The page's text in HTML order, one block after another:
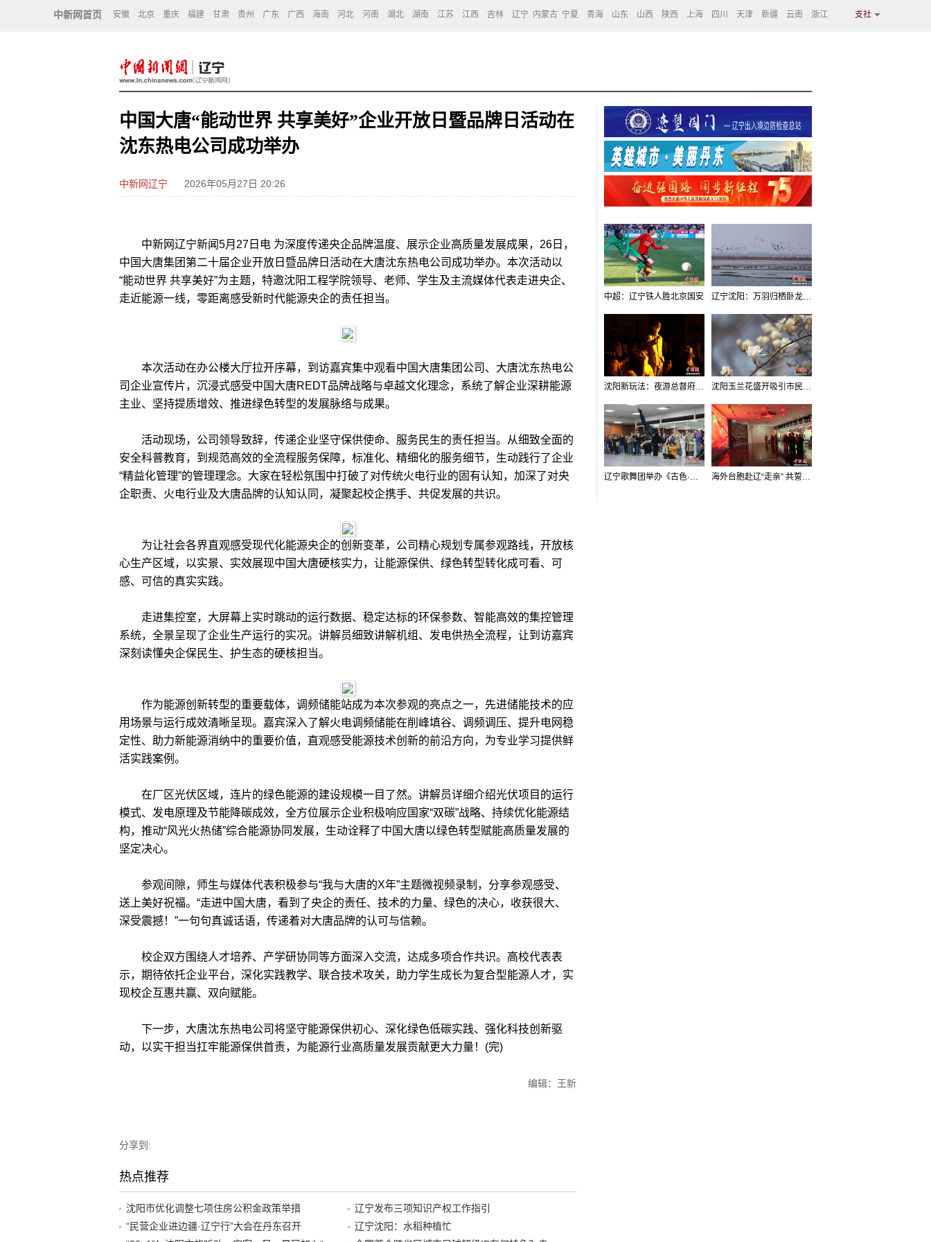
中新网首页 安徽 北京 重庆 福建 甘肃 贵州 广东 广西 海南 河北 河南 湖北 湖南 江苏 江西 吉林 辽宁 内蒙古 宁夏 青海 山东 山西 陕西 上海 四川 天津 新疆 云南 浙江 支社
中国大唐“能动世界 共享美好”企业开放日暨品牌日活动在
沈东热电公司成功举办
中新网辽宁 2026年05月27日 20:26
中新网辽宁新闻5月27日电 为深度传递央企品牌温度、展示企业高质量发展成果，26日，
中国大唐集团第二十届企业开放日暨品牌日活动在大唐沈东热电公司成功举办。本次活动以
“能动世界 共享美好”为主题，特邀沈阳工程学院领导、老师、学生及主流媒体代表走进央企、
走近能源一线，零距离感受新时代能源央企的责任担当。
本次活动在办公楼大厅拉开序幕，到访嘉宾集中观看中国大唐集团公司、大唐沈东热电公
司企业宣传片，沉浸式感受中国大唐REDT品牌战略与卓越文化理念，系统了解企业深耕能源
主业、坚持提质增效、推进绿色转型的发展脉络与成果。
活动现场，公司领导致辞，传递企业坚守保供使命、服务民生的责任担当。从细致全面的
安全科普教育，到规范高效的全流程服务保障，标准化、精细化的服务细节，生动践行了企业
“精益化管理”的管理理念。大家在轻松氛围中打破了对传统火电行业的固有认知，加深了对央
企职责、火电行业及大唐品牌的认知认同，凝聚起校企携手、共促发展的共识。
为让社会各界直观感受现代化能源央企的创新变革，公司精心规划专属参观路线，开放核
心生产区域，以实景、实效展现中国大唐硬核实力，让能源保供、绿色转型转化成可看、可
感、可信的真实实践。
走进集控室，大屏幕上实时跳动的运行数据、稳定达标的环保参数、智能高效的集控管理
系统，全景呈现了企业生产运行的实况。讲解员细致讲解机组、发电供热全流程，让到访嘉宾
深刻读懂央企保民生、护生态的硬核担当。
作为能源创新转型的重要载体，调频储能站成为本次参观的亮点之一，先进储能技术的应
用场景与运行成效清晰呈现。嘉宾深入了解火电调频储能在削峰填谷、调频调压、提升电网稳
定性、助力新能源消纳中的重要价值，直观感受能源技术创新的前沿方向，为专业学习提供鲜
活实践案例。
在厂区光伏区域，连片的绿色能源的建设规模一目了然。讲解员详细介绍光伏项目的运行
模式、发电原理及节能降碳成效，全方位展示企业积极响应国家“双碳”战略、持续优化能源结
构，推动“风光火热储”综合能源协同发展，生动诠释了中国大唐以绿色转型赋能高质量发展的
坚定决心。
参观间隙，师生与媒体代表积极参与“我与大唐的X年”主题微视频录制，分享参观感受、
送上美好祝福。“走进中国大唐，看到了央企的责任、技术的力量、绿色的决心，收获很大、
深受震撼！”一句句真诚话语，传递着对大唐品牌的认可与信赖。
校企双方围绕人才培养、产学研协同等方面深入交流，达成多项合作共识。高校代表表
示，期待依托企业平台，深化实践教学、联合技术攻关，助力学生成长为复合型能源人才，实
现校企互惠共赢、双向赋能。
下一步，大唐沈东热电公司将坚守能源保供初心、深化绿色低碳实践、强化科技创新驱
动，以实干担当扛牢能源保供首责，为能源行业高质量发展贡献更大力量！(完)
编辑：王新
分享到:
热点推荐
沈阳市优化调整七项住房公积金政策举措
辽宁发布三项知识产权工作指引
“民营企业进边疆·辽宁行”大会在丹东召开
辽宁沈阳：水稻种植忙
中超：辽宁铁人胜北京国安 辽宁沈阳：万羽归栖卧龙湖看群鸟齐飞
沈阳新玩法：夜游总督府，当一回“赴宴者” 沈阳玉兰花盛开吸引市民打卡
辽宁歌舞团举办《古色·国宝辽宁》排练开放日活动 海外台胞赴辽“走亲” 共誓“和平初心”